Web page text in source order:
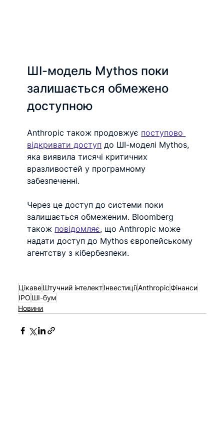
ШІ-модель Mythos поки
залишається обмежено
доступною
Anthropic також продовжує поступово
відкривати доступ до ШІ-моделі Mythos,
яка виявила тисячі критичних
вразливостей у програмному
забезпеченні.
Через це доступ до системи поки
залишається обмеженим. Bloomberg
також повідомляє, що Anthropic може
надати доступ до Mythos європейському
агентству з кібербезпеки.
ЦікавеШтучний інтелектІнвестиціїAnthropicФінанси
IPO ШІ-бум
Новини